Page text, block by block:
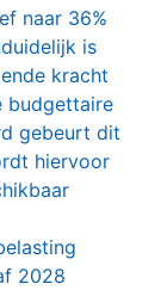
naar 36%
is
kracht
budgettaire
gebeurt dit
hiervoor
2028